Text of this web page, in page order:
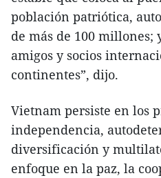
población patriótica,
de más de 100 millones;
amigos y socios
continentes”, dijo.
Vietnam persiste en los
independencia,
diversificación y
enfoque en la paz, la